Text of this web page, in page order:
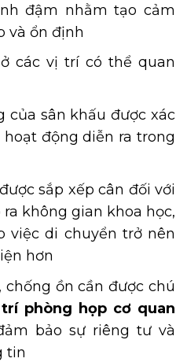
đậm nhằm tạo cảm
và ổn định
các vị trí có thể quan
của sân khấu được xác
động diễn ra trong
sắp xếp cân đối với
không gian khoa học,
việc di chuyển trở nên
hơn
ồn cần được chú
phòng họp cơ quan
bảo sự riêng tư và
tin